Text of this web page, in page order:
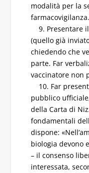
modalità per la
9. Presentare
(quello già
chiedendo che
parte. Far
vaccinatore non
10. Far
pubblico
della Carta di
fondamentali
dispone:
biologia devono
– il consenso
interessata,